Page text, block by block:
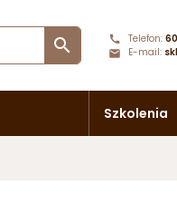
 Telefon:
E-mail:
Szkolenia